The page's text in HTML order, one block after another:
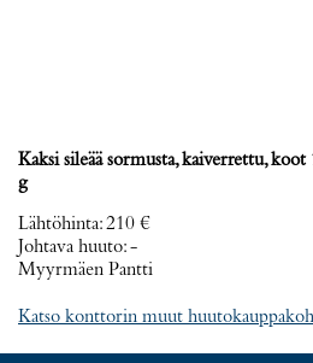
Kaksi sileää sormusta, kaiverrettu,
g
Lähtöhinta:210 €
Johtava huuto:-
Myyrmäen Pantti
Katso konttorin muut